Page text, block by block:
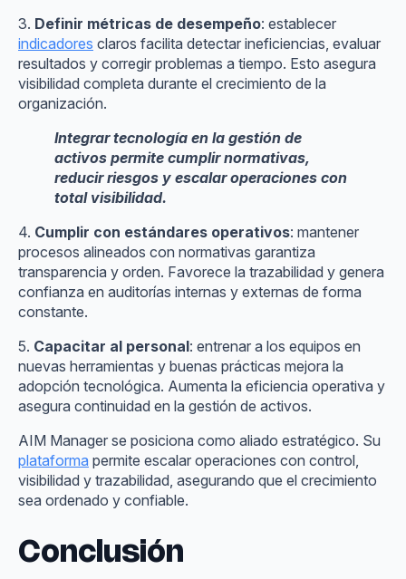
3. Definir métricas de desempeño: establecer
indicadores claros facilita detectar ineficiencias, evaluar
resultados y corregir problemas a tiempo. Esto asegura
visibilidad completa durante el crecimiento de la
organización.
Integrar tecnología en la gestión de
activos permite cumplir normativas,
reducir riesgos y escalar operaciones con
total visibilidad.
4. Cumplir con estándares operativos: mantener
procesos alineados con normativas garantiza
transparencia y orden. Favorece la trazabilidad y genera
confianza en auditorías internas y externas de forma
constante.
5. Capacitar al personal: entrenar a los equipos en
nuevas herramientas y buenas prácticas mejora la
adopción tecnológica. Aumenta la eficiencia operativa y
asegura continuidad en la gestión de activos.
AIM Manager se posiciona como aliado estratégico. Su
plataforma permite escalar operaciones con control,
visibilidad y trazabilidad, asegurando que el crecimiento
sea ordenado y confiable.
Conclusión